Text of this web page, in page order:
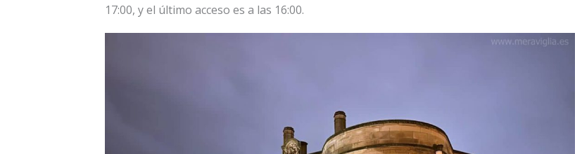
17:00, y el último acceso es a las 16:00.